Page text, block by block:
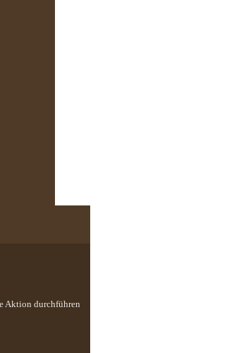
Aktion durchführen